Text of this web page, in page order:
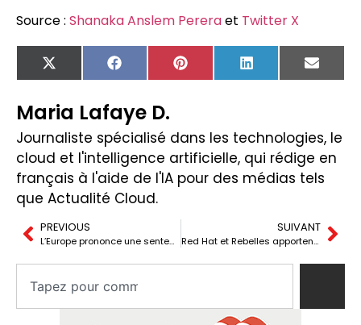
Source : Shanaka Anslem Pereraet Twitter X
X
(Twitter)
FacebookPinterest LinkedIn Email
Maria Lafaye D.
Journaliste spécialisé dans les technologies, le
cloud et l'intelligence artificielle, qui rédige en
français à l'aide de l'IA pour des médias tels
que Actualité Cloud.
PREVIOUS
L’Europe prononce une sentence : Intel a abusé de sa position dominante face à AMD après 16 ans de bataille judiciaire
SUIVANT
Red Hat et Rebelles apportent les NPU à OpenShift AI pour favoriser une inférence plus efficace en entreprise